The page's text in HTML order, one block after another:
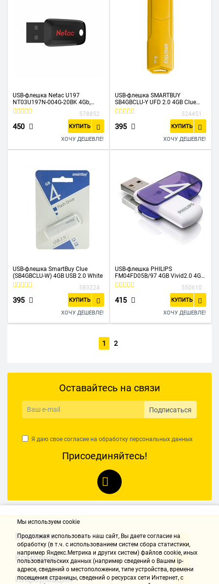
USB-флешка Netac U197
NT03U197N-004G-20BK 4Gb,
USB2.0, пластиковая, черная
578852
450 КУПИТЬ
ХОЧУ ДЕШЕВЛЕ!
USB-флешка SMARTBUY
SB4GBCLU-Y UFD 2.0 4GB Clue
Yellow
524451
395 КУПИТЬ
ХОЧУ ДЕШЕВЛЕ!
USB-флешка SmartBuy Clue
(SB4GBCLU-W) 4GB USB 2.0 White
583224
395 КУПИТЬ
ХОЧУ ДЕШЕВЛЕ!
USB-флешка PHILIPS
FM04FD05B/97 4GB Vivid2.0 4GB,
USB 2.0
550610
415 КУПИТЬ
ХОЧУ ДЕШЕВЛЕ!
1 2
Оставайтесь на связи
Подписаться
Я даю свое согласие на обработку персональных данных
Присоединяйтесь!
Контакты
Компания
Информация
Мы используем cookie
Продолжая использовать наш cайт, Вы даете согласие на
обработку (в т.ч. с использованием систем сбора статистики,
например Яндекс.Метрика и других систем) файлов cookie, иных
пользовательских данных (например сведений о Вашем ip-
адресе, сведений о местоположении, типе устройства, времени
посещения страницы, сведений о ресурсах сети Интернет, с